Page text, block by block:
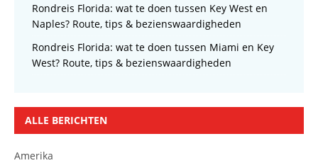
Rondreis Florida: wat te doen tussen Key West en
Naples? Route, tips & bezienswaardigheden
Rondreis Florida: wat te doen tussen Miami en Key
West? Route, tips & bezienswaardigheden
ALLE BERICHTEN
Amerika